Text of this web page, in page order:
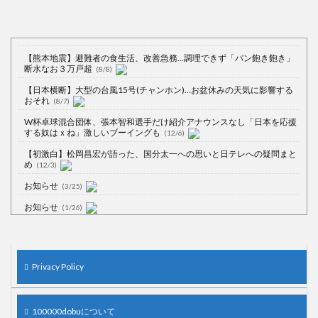
【熊本地震】避難者の食生活、改善急務…調理できず「パン飽き飽き」
断水なお３万戸超 (8/8)
【日本横断】大型の台風15号(チャンホン)…お盆休みの天気に影響する
おそれ (8/7)
W杯卓球混合団体、張本智和選手だけ紹介アナウンスなし「日本を応援
する奴はｘね」激しいブーイングも
(12/6)
【初激白】松岡昌宏が語った、国分太一への思いと日テレへの疑問まと
め (12/3)
お知らせ (3/25)
お知らせ (1/26)
(7/13)
Privacy Policy
100000dobuについて